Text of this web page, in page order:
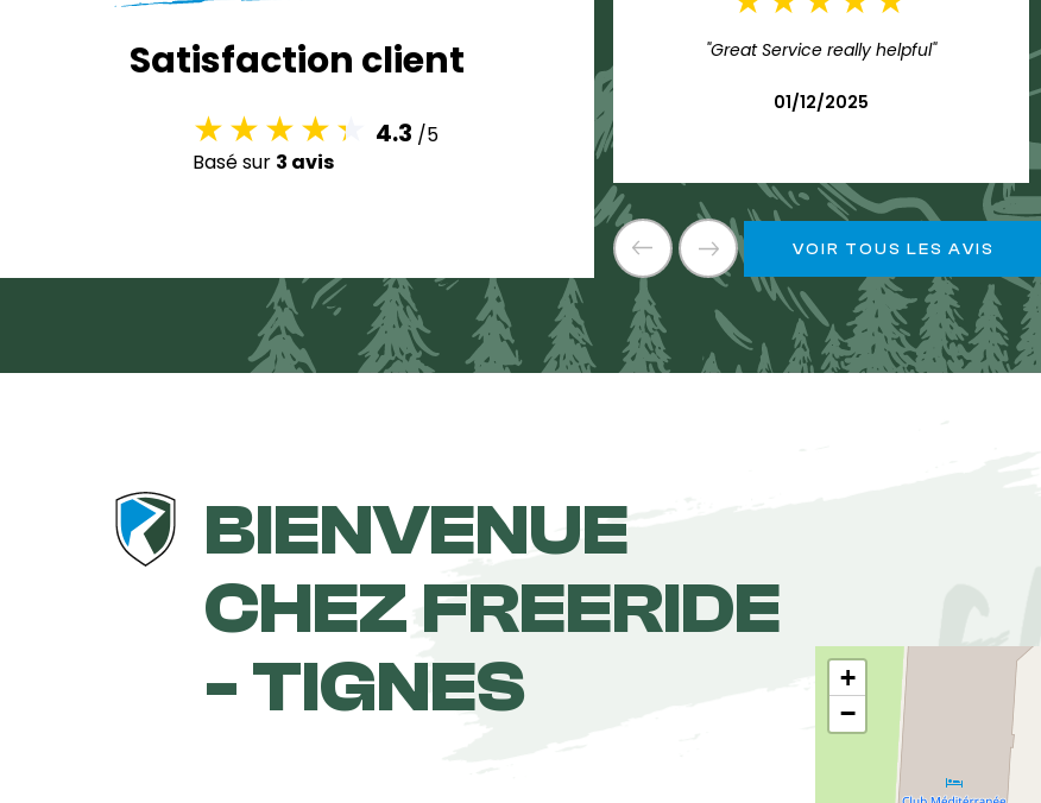
Satisfaction client
4.3 /5
Basé sur 3 avis
"Great Service really helpful"
01/12/2025
VOIR TOUS LES AVIS
BIENVENUE
CHEZ FREERIDE
- TIGNES
+
−